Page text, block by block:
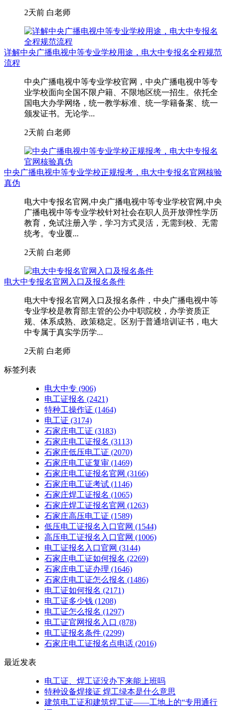
2天前 白老师
详解中央广播电视中等专业学校用途，电大中专报名全程规范
流程
中央广播电视中等专业学校官网，中央广播电视中等专
业学校面向全国不限户籍、不限地区统一招生。依托全
国电大办学网络，统一教学标准、统一学籍备案、统一
颁发证书。无论学...
2天前 白老师
中央广播电视中等专业学校正规报考，电大中专报名官网核验
真伪
电大中专报名官网,中央广播电视中等专业学校官网,中央
广播电视中等专业学校针对社会在职人员开放弹性学历
教育，免试注册入学，学习方式灵活，无需到校、无需
统考。专业覆...
2天前 白老师
电大中专报名官网入口及报名条件
电大中专报名官网入口及报名条件，中央广播电视中等
专业学校是教育部主管的公办中职院校，办学资质正
规、体系成熟、政策稳定。区别于普通培训证书，电大
中专属于真实学历学...
2天前 白老师
标签列表
电大中专 (906)
电工证报名 (2421)
特种工操作证 (1464)
电工证 (3174)
石家庄电工证 (3183)
石家庄电工证报名 (3113)
石家庄低压电工证 (2070)
石家庄电工证复审 (1469)
石家庄电工证报名官网 (3166)
石家庄电工证考试 (1146)
石家庄焊工证报名 (1065)
石家庄焊工证报名官网 (1263)
石家庄高压电工证 (1589)
低压电工证报名入口官网 (1544)
高压电工证报名入口官网 (1006)
电工证报名入口官网 (3144)
石家庄电工证如何报名 (2269)
石家庄电工证办理 (1646)
石家庄电工证怎么报名 (1486)
电工证如何报名 (2171)
电工证多少钱 (1208)
电工证怎么报名 (1297)
电工证官网报名入口 (878)
电工证报名条件 (2299)
石家庄电工证报名点电话 (2016)
最近发表
电工证、焊工证没办下来能上班吗
特种设备焊接证 焊工绿本是什么意思
建筑电工证和建筑焊工证——工地上的“专用通行